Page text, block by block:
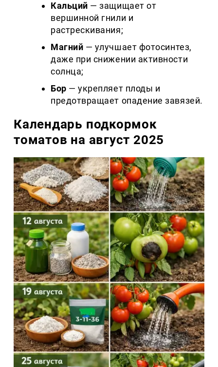
Кальций — защищает от
вершинной гнили и
растрескивания;
Магний — улучшает фотосинтез,
даже при снижении активности
солнца;
Бор — укрепляет плоды и
предотвращает опадение завязей.
Календарь подкормок
томатов на август 2025